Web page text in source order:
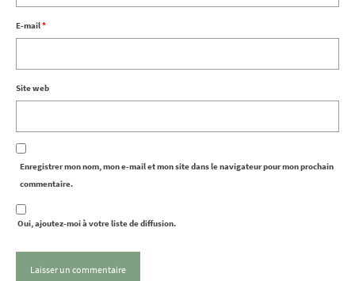
E-mail*
Site web
Enregistrer mon nom, mon e-mail et mon site dans le navigateur pour mon prochain
commentaire.
Oui, ajoutez-moi à votre liste de diffusion.